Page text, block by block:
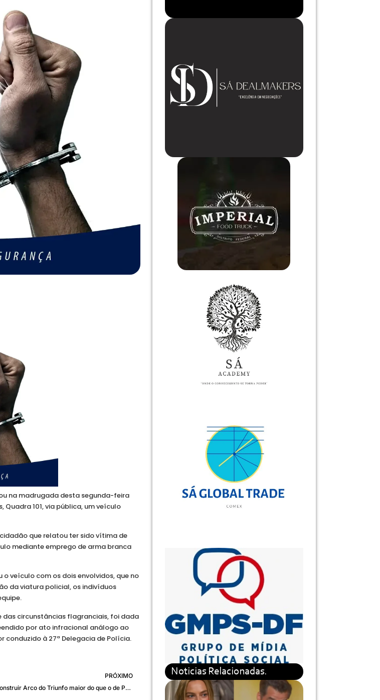
na madrugada desta segunda-feira
101, via pública, um veículo
que relatou ter sido vítima de
mediante emprego de arma branca
veículo com os dois envolvidos, que no
da viatura policial, os indivíduos
circunstâncias flagranciais, foi dada
por ato infracional análogo ao
conduzido à 27ª Delegacia de Polícia.
PRÓXIMO
Trump quer construir Arco do Triunfo maior do que o de Paris
Noticias Relacionadas.